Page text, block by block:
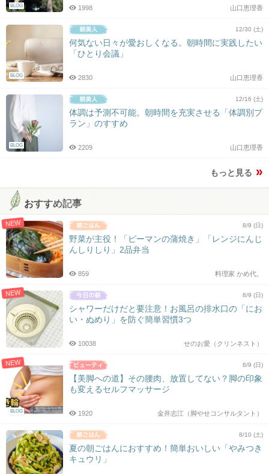
BLOG 山口恵理香
1998
BLOG
12/30 (土)
何気ない日々が愛おしくなる。朝時間に実践したい
「ひとり会議」
山口恵理香
2830
BLOG
12/16 (土)
体調は予測不可能。朝時間を充実させる「体調別プ
ラン」のすすめ
山口恵理香
2209
もっと見る
おすすめ記事
NEW 8/9 (日)
野菜が主役！「ピーマンの蒲焼き」「レンジにんじ
んしりしり」2品弁当
料理家 かめ代。
859
NEW 8/9 (日)
シャワーだけだと要注意！お風呂の排水口の「にお
い・ぬめり」を防ぐ簡単習慣3つ
せのお愛（クリンネスト）
10038
NEW
BLOG
8/9 (日)
【美脚への道】その腰肉、放置してない？脚の印象
も変えるセルフマッサージ
金井志江（脚やせコンサルタント）
1920
8/10 (土)
夏の朝ごはんにおすすめ！簡単おいしい「やみつき
キュウリ」